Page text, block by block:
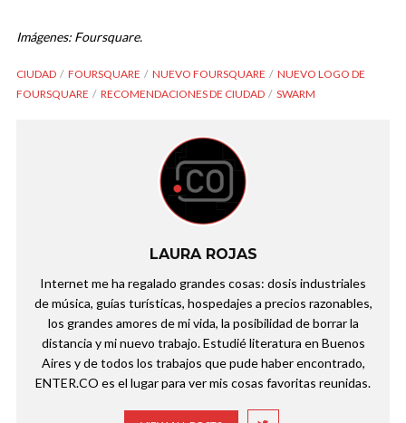
Imágenes: Foursquare.
CIUDAD FOURSQUARE NUEVO FOURSQUARE
NUEVO LOGO DE
FOURSQUARE
RECOMENDACIONES DE CIUDAD SWARM
LAURA ROJAS
Internet me ha regalado grandes cosas: dosis industriales
de música, guías turísticas, hospedajes a precios razonables,
los grandes amores de mi vida, la posibilidad de borrar la
distancia y mi nuevo trabajo. Estudié literatura en Buenos
Aires y de todos los trabajos que pude haber encontrado,
ENTER.CO es el lugar para ver mis cosas favoritas reunidas.